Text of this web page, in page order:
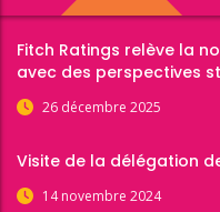
Fitch Ratings relève la
avec des perspectives
26 décembre 2025
Visite de la délégation
14 novembre 2024